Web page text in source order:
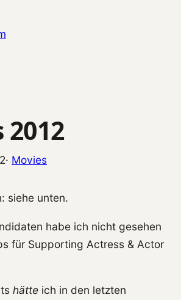
2012
· Movies
siehe unten.
habe ich nicht gesehen
für Supporting Actress & Actor
hätte ich in den letzten